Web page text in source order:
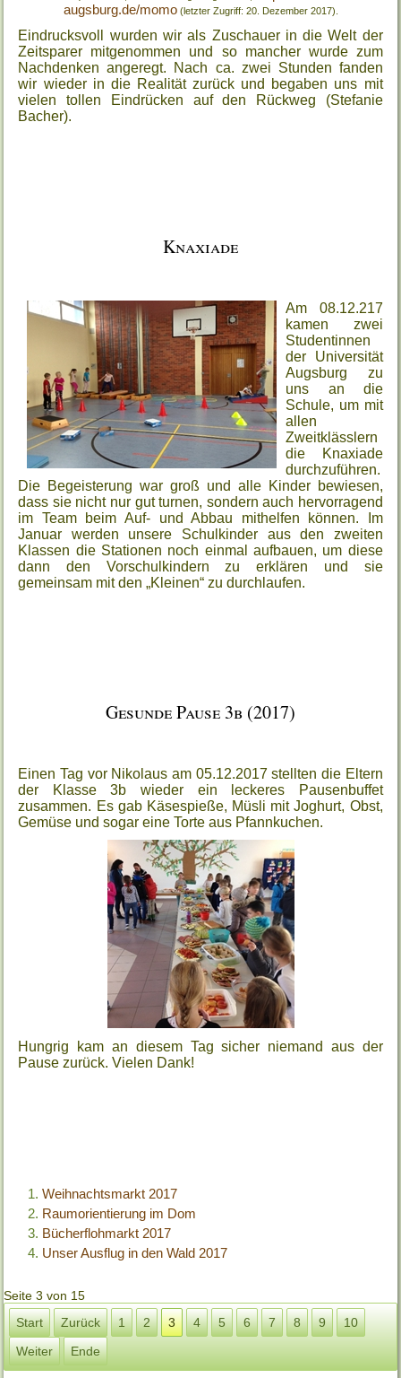
augsburg.de/momo(letzter Zugriff: 20. Dezember 2017).
Eindrucksvoll wurden wir als Zuschauer in die Welt der
Zeitsparer mitgenommen und so mancher wurde zum
Nachdenken angeregt. Nach ca. zwei Stunden fanden
wir wieder in die Realität zurück und begaben uns mit
vielen tollen Eindrücken auf den Rückweg (Stefanie
Bacher).
Knaxiade
Am 08.12.217
kamen zwei
Studentinnen
der Universität
Augsburg zu
uns an die
Schule, um mit
allen
Zweitklässlern
die Knaxiade
durchzuführen.
Die Begeisterung war groß und alle Kinder bewiesen,
dass sie nicht nur gut turnen, sondern auch hervorragend
im Team beim Auf- und Abbau mithelfen können.
Im
Januar werden unsere Schulkinder aus den zweiten
Klassen die Stationen noch einmal aufbauen, um diese
dann den Vorschulkindern zu erklären und sie
gemeinsam mit den „Kleinen“ zu durchlaufen.
Gesunde Pause 3b (2017)
Einen Tag vor Nikolaus am 05.12.2017 stellten die Eltern
der Klasse 3b wieder ein leckeres Pausenbuffet
zusammen. Es gab Käsespieße, Müsli mit Joghurt, Obst,
Gemüse und sogar eine Torte aus Pfannkuchen.
Hungrig kam an diesem Tag sicher niemand aus der
Pause zurück. Vielen Dank!
Weihnachtsmarkt 2017
Raumorientierung im Dom
Bücherflohmarkt 2017
Unser Ausflug in den Wald 2017
Seite 3 von 15
Start
Zurück 1 2 3 4 5 6 7 8 9
10
Weiter
Ende